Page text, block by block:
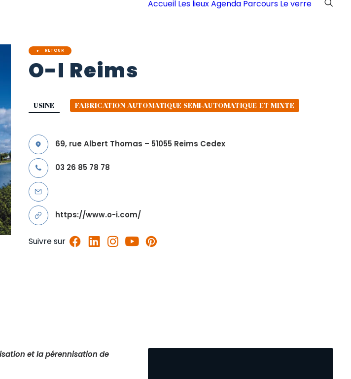
Accueil Les lieuxAgenda Parcours Le verre
RETOUR
O-I Reims
USINE FABRICATION AUTOMATIQUE SEMI-AUTOMATIQUE ET MIXTE
69, rue Albert Thomas – 51055 Reims Cedex
03 26 85 78 78
https://www.o-i.com/
Suivre sur
et la pérennisation de